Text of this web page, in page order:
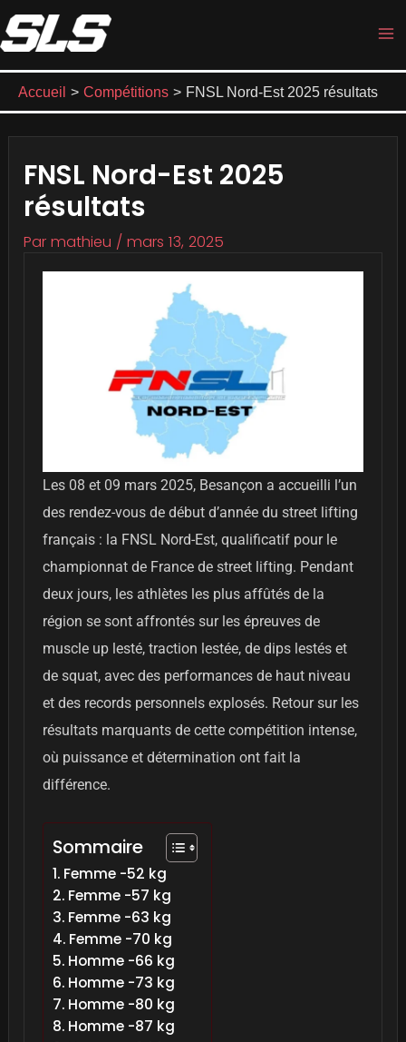
Aller
au
contenu
Accueil Compétitions FNSL Nord-Est 2025 résultats
FNSL Nord-Est 2025
résultats
Parmathieu /mars 13, 2025
Les 08 et 09 mars 2025, Besançon a accueilli l’un
des rendez-vous de début d’année du street lifting
français : la FNSL Nord-Est, qualificatif pour le
championnat de France de street lifting. Pendant
deux jours, les athlètes les plus affûtés de la
région se sont affrontés sur les épreuves de
muscle up lesté, traction lestée, de dips lestés et
de squat, avec des performances de haut niveau
et des records personnels explosés. Retour sur les
résultats marquants de cette compétition intense,
où puissance et détermination ont fait la
différence.
Sommaire
Femme -52 kg
Femme -57 kg
Femme -63 kg
Femme -70 kg
Homme -66 kg
Homme -73 kg
Homme -80 kg
Homme -87 kg
Navigation
des
articles